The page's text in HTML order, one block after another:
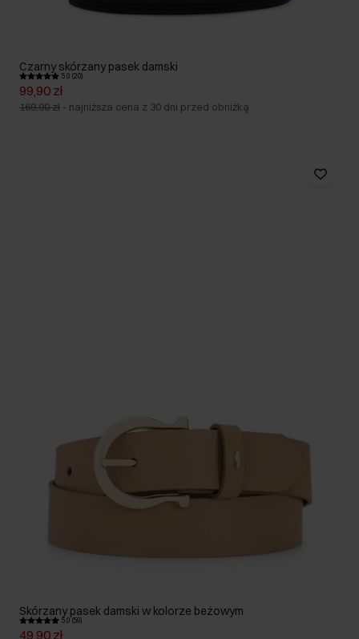
Czarny skórzany pasek damski
5.0 (20)
99,90 zł
169,90 zł - najniższa cena z 30 dni przed obniżką
Skórzany pasek damski w kolorze beżowym
5.0 (59)
49,90 zł